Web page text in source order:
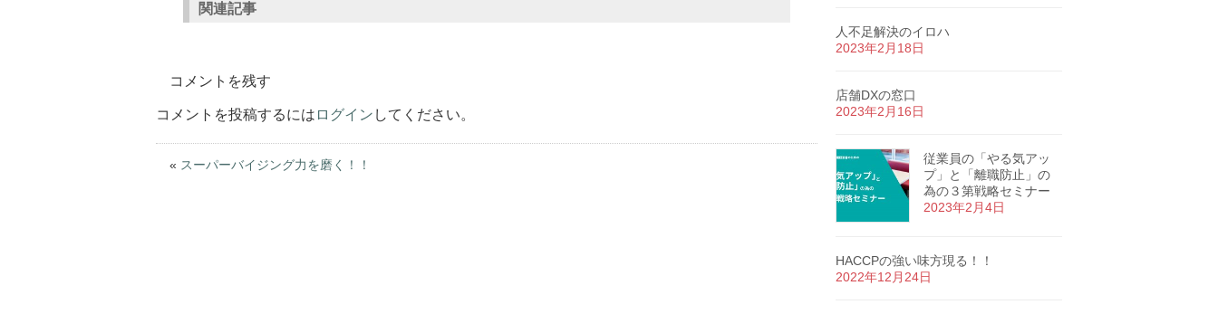
関連記事
コメントを残す
コメントを投稿するには ログイン してください。
« スーパーバイジング力を磨く！！
人不足解決のイロハ
2023年2月18日
店舗DXの窓口
2023年2月16日
従業員の「やる気アッ
プ」と「離職防止」の
為の３第戦略セミナー
2023年2月4日
HACCPの強い味方現る！！
2022年12月24日